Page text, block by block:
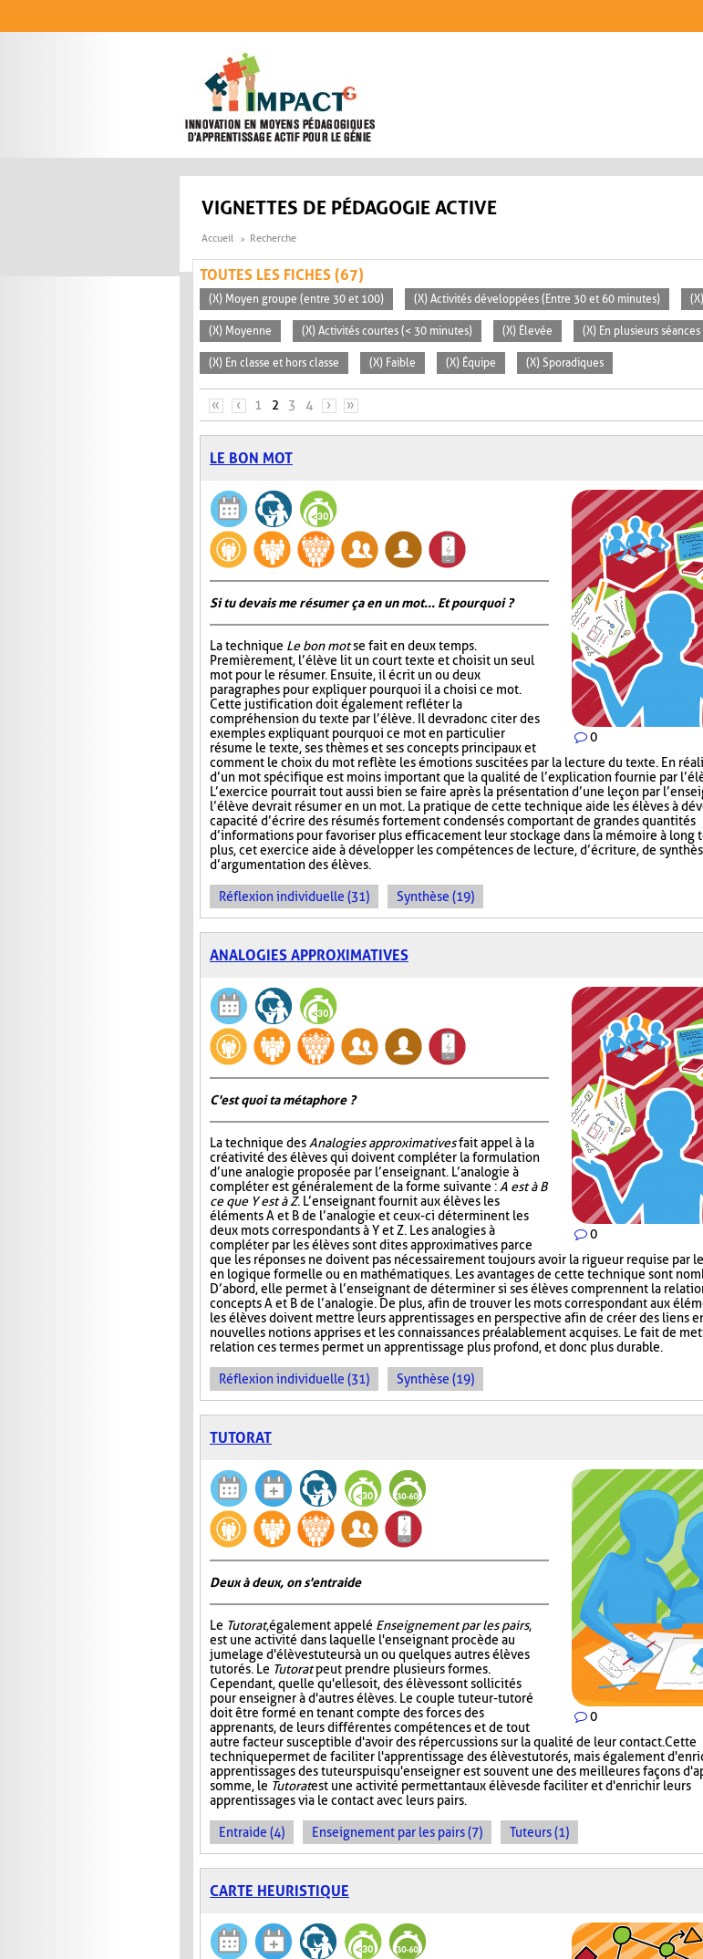
VIGNETTES DE PÉDAGOGIE ACTIVE
Accueil Recherche
TOUTES LES FICHES (67)
(X) Moyen groupe (entre 30 et 100) (X) Activités développées (Entre 30 et 60 minutes)
(X) Moyenne (X) Activités courtes (< 30 minutes) (X) Élevée (X) En plusieurs séances
(X) En classe et hors classe (X) Faible (X) Équipe (X) Sporadiques
PAGES
« ‹ 1 2 3 4 › »
LE BON MOT
0
Si tu devais me résumer ça en un mot... Et pourquoi ?
La technique Le bon motse fait en deux temps.
Premièrement, l’élève lit un court texte et choisit un seul
mot pour le résumer. Ensuite, il écrit un ou deux
paragraphes pour expliquer pourquoi il a choisi ce mot.
Cette justification doit également refléter la
compréhension du texte par l’élève. Il devra donc citer des
exemples expliquant pourquoi ce mot en particulier
résume le texte, ses thèmes et ses concepts principaux et
comment le choix du mot reflète les émotions suscitées par la lecture du texte. En
d’un mot spécifique est moins important que la qualité de l’explication fournie par
L’exercice pourrait tout aussi bien se faire après la présentation d’une leçon par
l’élève devrait résumer en un mot. La pratique de cette technique aide les élèves à
capacité d’écrire des résumés fortement condensés comportant de grandes quantités
d’informations pour favoriser plus efficacement leur stockage dans la mémoire à long
plus, cet exercice aide à développer les compétences de lecture, d’écriture, de
d’argumentation des élèves.
Réflexion individuelle (31) Synthèse (19)
ANALOGIES APPROXIMATIVES
0
C'est quoi ta métaphore ?
La technique desAnalogies approximativesfait appel à la
créativité des élèves qui doivent compléter la formulation
d’une analogie proposée par l’enseignant. L’analogie à
compléter est généralement de la forme suivante :A est à B
ce que Y est à Z. L’enseignant fournit aux élèves les
éléments A et B de l’analogie et ceux-ci déterminent les
deux mots correspondants à Y et Z. Les analogies à
compléter par les élèves sont dites approximatives parce
que les réponses ne doivent pas nécessairement toujours avoir la rigueur requise par
en logique formelle ou en mathématiques. Les avantages de cette technique sont
D’abord, elle permet à l’enseignant de déterminer si ses élèves comprennent la
concepts A et B de l’analogie. De plus, afin de trouver les mots correspondant aux
les élèves doivent mettre leurs apprentissages en perspective afin de créer des liens
nouvelles notions apprises et les connaissances préalablement acquises. Le fait de
relation ces termes permet un apprentissage plus profond, et donc plus durable.
Réflexion individuelle (31) Synthèse (19)
TUTORAT
0
Deux à deux, on s'entraide
Le Tutorat, également appelé Enseignement par les pairs,
est une activité dans laquelle l'enseignant procède au
jumelage d'élèves tuteurs à un ou quelques autres élèves
tutorés. Le Tutoratpeut prendre plusieurs formes.
Cependant, quelle qu'elle soit, des élèves sont sollicités
pour enseigner à d'autres élèves. Le couple tuteur-tutoré
doit être formé en tenant compte des forces des
apprenants, de leurs différentes compétences et de tout
autre facteur susceptible d'avoir des répercussions sur la qualité de leur contact. Cette
technique permet de faciliter l'apprentissage des élèves tutorés, mais également
apprentissages des tuteurs puisqu'enseigner est souvent une des meilleures façons
somme, le Tutoratest une activité permettant aux élèves de faciliter et d'enrichir leurs
apprentissages via le contact avec leurs pairs.
Entraide (4) Enseignement par les pairs (7) Tuteurs (1)
CARTE HEURISTIQUE